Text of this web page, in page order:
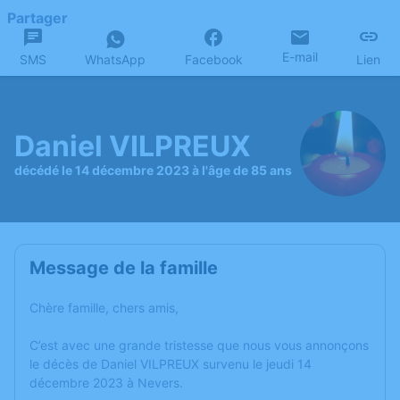
Partager
SMS WhatsApp Facebook E-mail Lien
Daniel VILPREUX
décédé le 14 décembre 2023 à l'âge de 85 ans
Message de la famille
Chère famille, chers amis,
C’est avec une grande tristesse que nous vous annonçons
le décès de Daniel VILPREUX survenu le jeudi 14
décembre 2023 à Nevers.